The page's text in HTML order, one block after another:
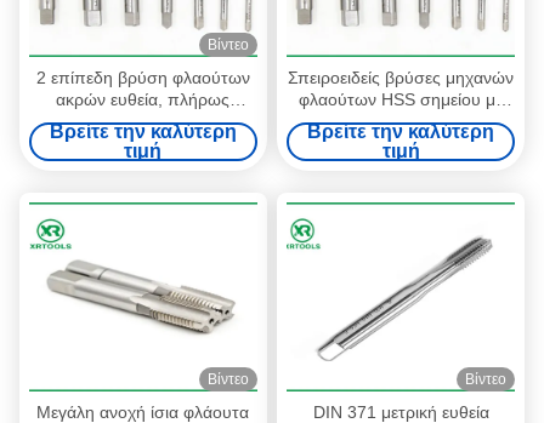
Βίντεο
2 επίπεδη βρύση φλαούτων
ακρών ευθεία, πλήρως
αλεσμένα ευθέα πρότυπα
βρυσών ISO529 σωλήνων
Βρείτε την καλύτερη
τιμή
Σπειροειδείς βρύσες μηχανών
φλαούτων HSS σημείου με
πρότυπα 2 τα δειγμένα
ακρών ISO529
Βρείτε την καλύτερη
τιμή
Βίντεο
Μεγάλη ανοχή ίσια φλάουτα
Βίντεο
DIN 371 μετρική ευθεία